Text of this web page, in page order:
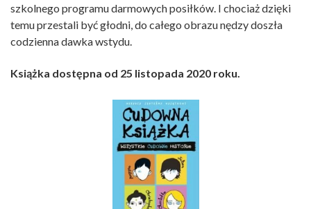
szkolnego programu darmowych posiłków. I chociaż dzięki
temu przestali być głodni, do całego obrazu nędzy doszła
codzienna dawka wstydu.
Książka dostępna od 25 listopada 2020 roku.